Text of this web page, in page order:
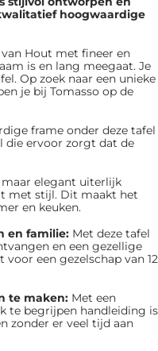
hoogwaardige
Hout met fineer en
is en lang meegaat. Je
Op zoek naar een unieke
je bij Tomasso op de
frame onder deze tafel
die ervoor zorgt dat de
maar elegant uiterlijk
met stijl. Dit maakt het
en keuken.
en familie: Met deze tafel
en een gezellige
een gezelschap van 12
te maken: Met een
te begrijpen handleiding is
zonder er veel tijd aan